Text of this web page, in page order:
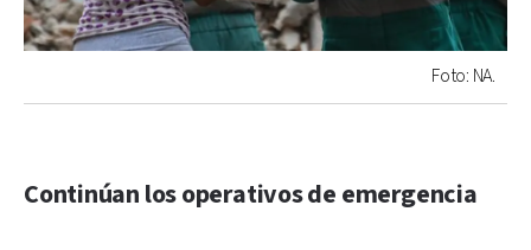
Foto: NA.
Continúan los operativos de emergencia